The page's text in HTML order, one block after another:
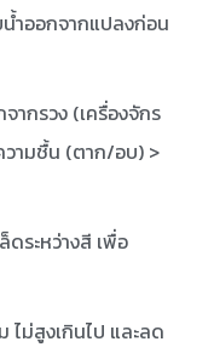
ำออกจากแปลงก่อน
ากรวง (เครื่องจักร
ามชื้น (ตาก/อบ) >
ระหว่างสี เพื่อ
ไม่สูงเกินไป และลด